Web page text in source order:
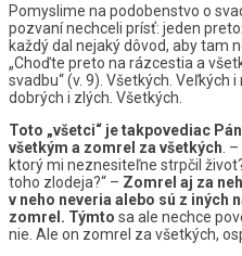
Pomyslime na podobenstvo o
pozvaní nechceli prísť: jeden
každý dal nejaký dôvod, aby tam
„Choďte preto na rázcestia a
svadbu“ (v. 9). Všetkých. Veľkých
dobrých i zlých. Všetkých.
Toto „všetci“ je takpovediac
všetkým a zomrel za všetkých .
ktorý mi neznesiteľne strpčil
toho zlodeja?“ – Zomrel aj za
v neho neveria alebo sú z iných
zomrel. Týmto sa ale nechce
nie. Ale on zomrel za všetkých,